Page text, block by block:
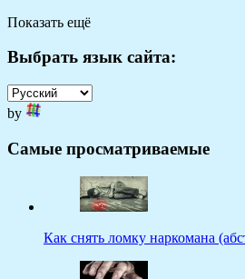
Показать ещё
Выбрать язык сайта:
by
Самые просматриваемые
Как снять ломку наркомана